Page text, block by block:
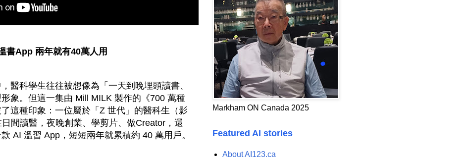
書App 兩年就有40萬人用
醫科學生往往被想像為「一天到晚埋頭讀書、
象。但這一集由 Mill MILK 製作的《700 萬種
這種印象：一位屬於「Z 世代」的醫科生（影
間讀醫，夜晚創業、學剪片、做Creator，還
AI 溫習 App，短短兩年就累積約 40 萬用戶。
Markham ON Canada 2025
Featured AI stories
About AI123.ca